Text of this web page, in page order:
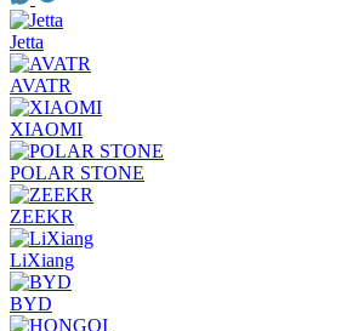
Jetta
AVATR
XIAOMI
POLAR STONE
ZEEKR
LiXiang
BYD